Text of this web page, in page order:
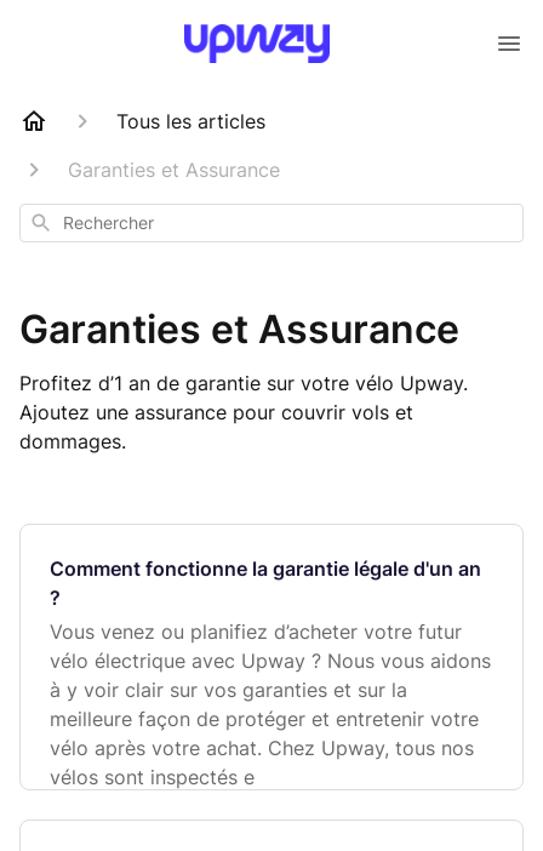
Tous les articles
Garanties et Assurance
Rechercher
Garanties et Assurance
Profitez d’1 an de garantie sur votre vélo Upway.
Ajoutez une assurance pour couvrir vols et
dommages.
Comment fonctionne la garantie légale d'un an
?
Vous venez ou planifiez d’acheter votre futur
vélo électrique avec Upway ? Nous vous aidons
à y voir clair sur vos garanties et sur la
meilleure façon de protéger et entretenir votre
vélo après votre achat. Chez Upway, tous nos
vélos sont inspectés e